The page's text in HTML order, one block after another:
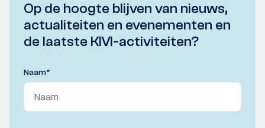
Op de hoogte blijven van nieuws,
actualiteiten en evenementen en
de laatste KIVI-activiteiten?
Naam*